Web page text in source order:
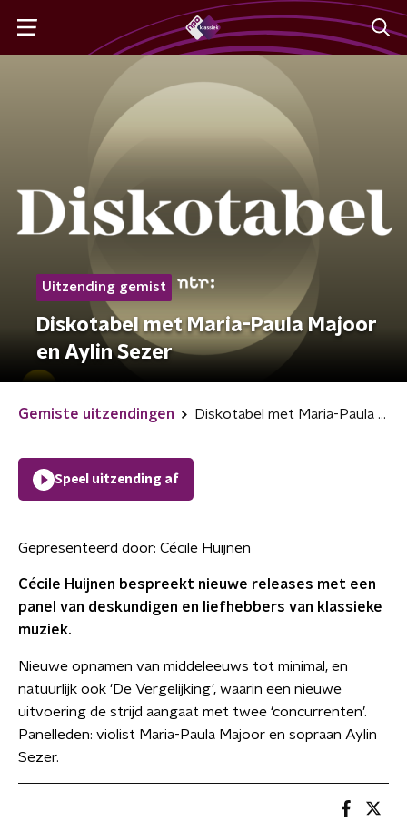
Uitzending gemist
Diskotabel met Maria-Paula Majoor
en Aylin Sezer
Gemiste uitzendingen Diskotabel met Maria-Paula Majoor en Aylin Sezer
Speel uitzending af
Gepresenteerd door: Cécile Huijnen
Cécile Huijnen bespreekt nieuwe releases met een
panel van deskundigen en liefhebbers van klassieke
muziek.
Nieuwe opnamen van middeleeuws tot minimal, en
natuurlijk ook 'De Vergelijking', waarin een nieuwe
uitvoering de strijd aangaat met twee ‘concurrenten’.
Panelleden: violist Maria-Paula Majoor en sopraan Aylin
Sezer.